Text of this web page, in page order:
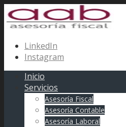
LinkedIn
Instagram
Inicio
Servicios
Asesoría Fiscal
Asesoría Contable
Asesoría Laboral